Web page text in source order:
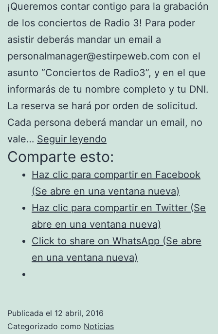
¡Queremos contar contigo para la grabación
de los conciertos de Radio 3! Para poder
asistir deberás mandar un email a
personalmanager@estirpeweb.com con el
asunto “Conciertos de Radio3”, y en el que
informarás de tu nombre completo y tu DNI.
La reserva se hará por orden de solicitud.
Cada persona deberá mandar un email, no
vale… Seguir leyendo
en
los
conciertos
de
Radio
3
Comparte esto:
Haz clic para compartir en Facebook
(Se abre en una ventana nueva)
Haz clic para compartir en Twitter (Se
abre en una ventana nueva)
Click to share on WhatsApp (Se abre
en una ventana nueva)
Publicada el 12 abril, 2016
Categorizado como Noticias